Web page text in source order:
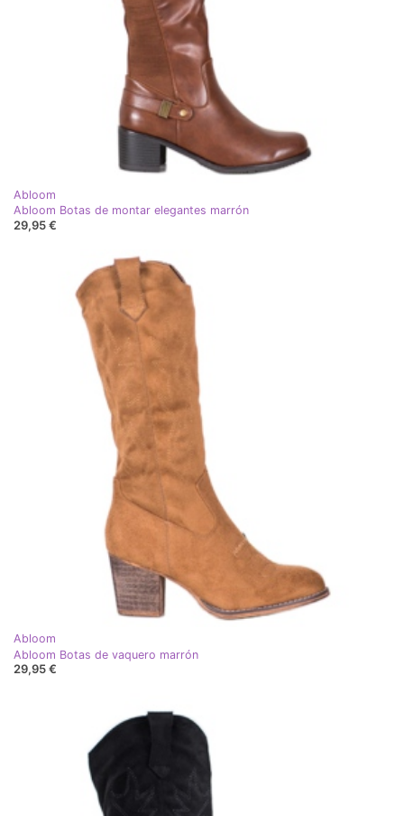
Abloom
Abloom Botas de montar elegantes marrón
29,95 €
Abloom
Abloom Botas de vaquero marrón
29,95 €